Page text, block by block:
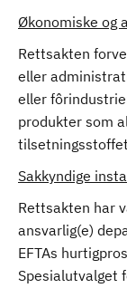
Økonomiske og
Rettsakten
eller
eller
produkter som
Sakkyndige
Rettsakten har
ansvarlig(e)
EFTAs
Spesialutvalget